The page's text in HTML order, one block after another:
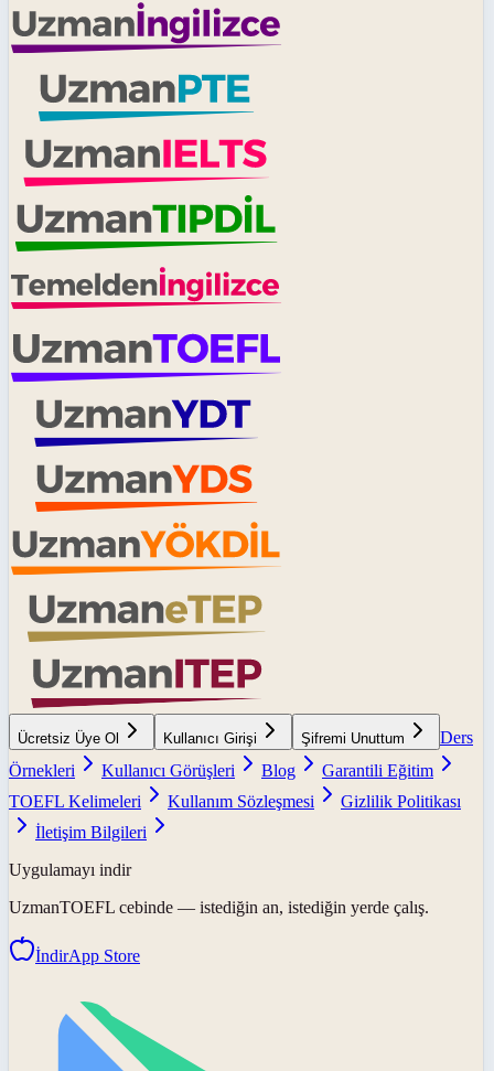
Ücretsiz Üye Ol Kullanıcı Girişi Şifremi Unuttum
Ders
Örnekleri
Kullanıcı Görüşleri Blog
Garantili Eğitim
TOEFL Kelimeleri
Kullanım Sözleşmesi
Gizlilik Politikası
İletişim Bilgileri
Uygulamayı indir
UzmanTOEFL cebinde — istediğin an, istediğin yerde çalış.
İndirApp Store